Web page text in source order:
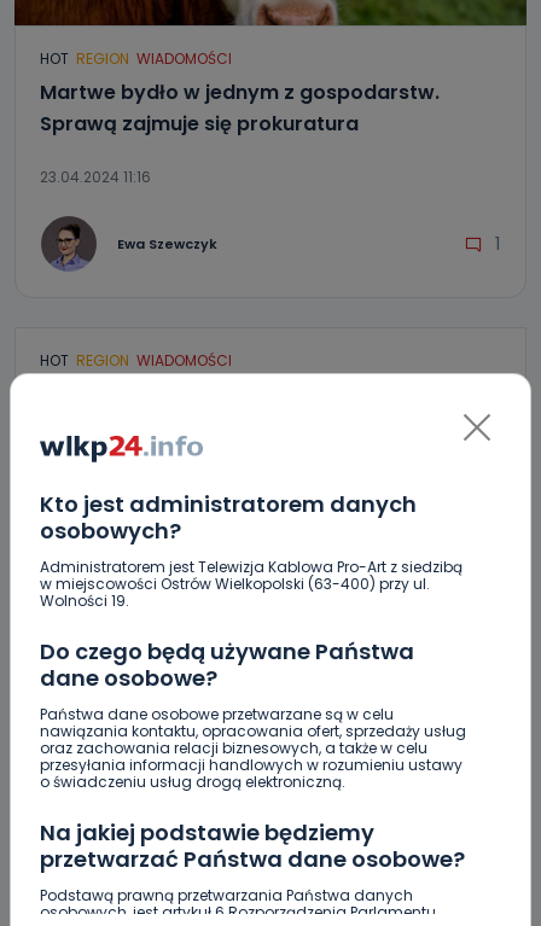
Kto jest administratorem danych
osobowych?
Administratorem jest Telewizja Kablowa Pro-Art z siedzibą
w miejscowości Ostrów Wielkopolski (63-400) przy ul.
Wolności 19.
Do czego będą używane Państwa
dane osobowe?
Państwa dane osobowe przetwarzane są w celu
nawiązania kontaktu, opracowania ofert, sprzedaży usług
oraz zachowania relacji biznesowych, a także w celu
przesyłania informacji handlowych w rozumieniu ustawy
o świadczeniu usług drogą elektroniczną.
Na jakiej podstawie będziemy
przetwarzać Państwa dane osobowe?
Podstawą prawną przetwarzania Państwa danych
osobowych, jest artykuł 6 Rozporządzenia Parlamentu
HOT REGION WIADOMOŚCI
Martwe bydło w jednym z gospodarstw.
Sprawą zajmuje się prokuratura
23.04.2024 11:16
Ewa Szewczyk 1
HOT REGION WIADOMOŚCI
Sebastian Matyszczak
HOT REGION SPORT